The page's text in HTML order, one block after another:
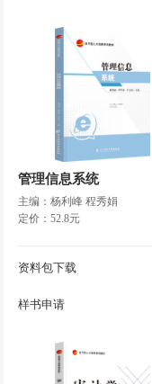
管理信息系统
主编：杨利峰 程秀娟
定价：52.8元
资料包下载
样书申请